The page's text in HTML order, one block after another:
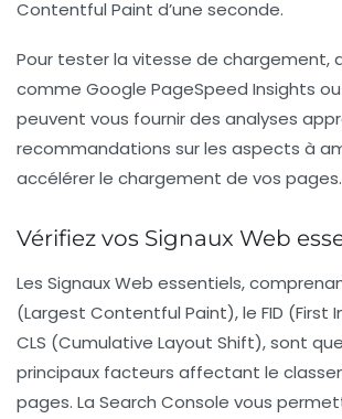
Contentful Paint d’une seconde.
Pour tester la vitesse de chargement,
comme Google PageSpeed Insights ou
peuvent vous fournir des analyses
recommandations sur les aspects à
accélérer le chargement de vos pages.
Vérifiez vos Signaux Web
Les Signaux Web essentiels,
(Largest Contentful Paint), le FID (First
CLS (Cumulative Layout Shift), sont
principaux facteurs affectant le
pages. La Search Console vous